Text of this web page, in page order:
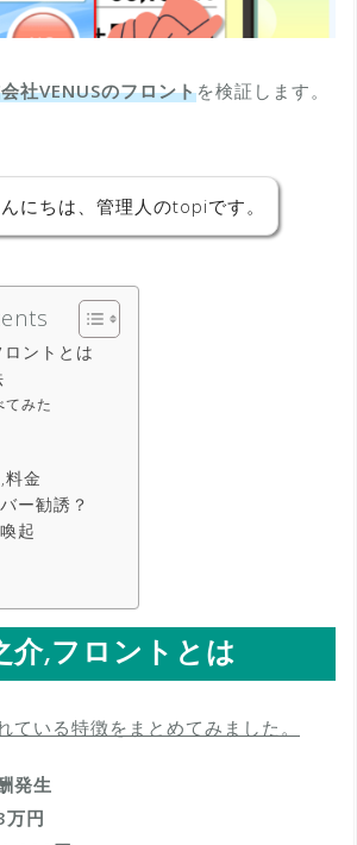
社VENUSのフロントを検証します。
にちは、管理人のtopiです。
ントとは
てみた
料金
ー勧誘？
起
介,フロントとは
ている特徴をまとめてみました。
発生
万円